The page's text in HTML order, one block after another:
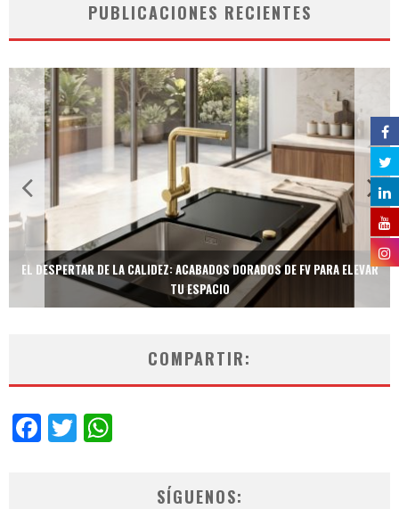
PUBLICACIONES RECIENTES
EL DESPERTAR DE LA CALIDEZ: ACABADOS DORADOS DE FV PARA ELEVAR
TU ESPACIO
COMPARTIR:
Facebook
Twitter
SÍGUENOS: